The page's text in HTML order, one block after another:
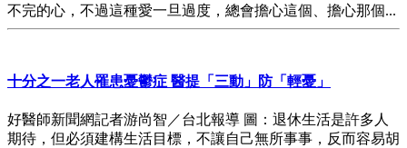
不完的心，不過這種愛一旦過度，總會擔心這個、擔心那個...
十分之一老人罹患憂鬱症 醫提「三動」防「輕憂」
好醫師新聞網記者游尚智／台北報導 圖：退休生活是許多人
期待，但必須建構生活目標，不讓自己無所事事，反而容易胡